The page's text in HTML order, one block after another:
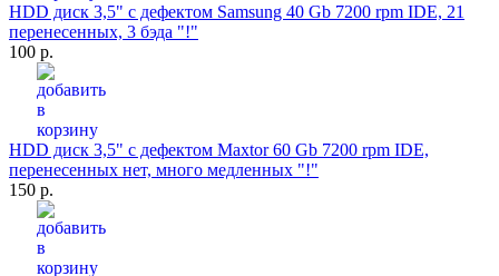
HDD диск 3,5" с дефектом Samsung 40 Gb 7200 rpm IDE, 21
перенесенных, 3 бэда "!"
100 р.
HDD диск 3,5" с дефектом Maxtor 60 Gb 7200 rpm IDE,
перенесенных нет, много медленных "!"
150 р.